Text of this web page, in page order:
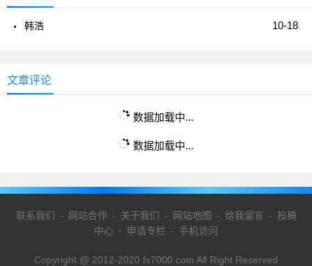
10-18
韩浩
文章评论
数据加载中...
数据加载中...
联系我们 - 网站合作- 关于我们 - 网站地图 - 给我留言 - 投稿
中心 - 申请专栏 - 手机访问
Copyright @ 2012-2020 fs7000.com All Right Reserved